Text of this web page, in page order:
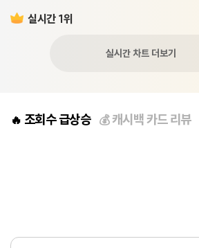
실시간 1위
실시간 차트 더보기
🔥 조회수 급상승 💰캐시백 카드 리뷰